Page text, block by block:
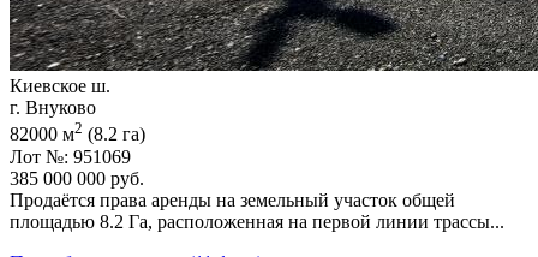
Киевское ш.
г. Внуково
82000 м2 (8.2 га)
Лот №: 951069
385 000 000 руб.
Продаётся права аренды на земельный участок общей
площадью 8.2 Га,­ расположенная на первой линии трассы...